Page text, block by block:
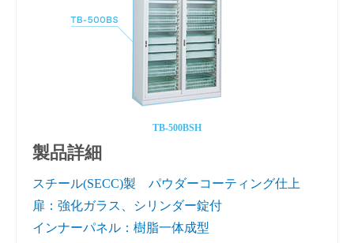
TB-500BSH
製品詳細
スチール(SECC)製 パウダーコーティング仕上
扉：強化ガラス、シリンダー錠付
インナーパネル：樹脂一体成型